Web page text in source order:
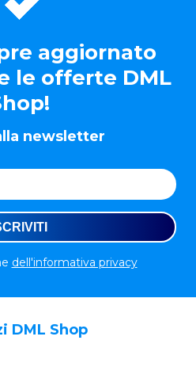
aggiornato
le offerte DML
newsletter
dell'informativa privacy
DML Shop